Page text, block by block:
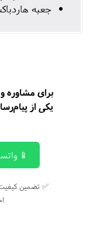
جعبه
برای
یکی از
📱
✅ تضمین